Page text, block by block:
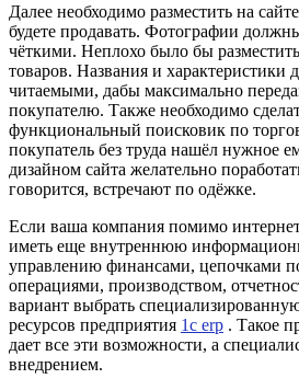
Далее необходимо разместить на
будете продавать. Фотографии
чёткими. Неплохо было бы
товаров. Названия и
читаемыми, дабы максимально
покупателю. Также необходимо
функциональный поисковик по
покупатель без труда нашёл нужное
дизайном сайта желательно
говорится, встречают по одёжке.
Если ваша компания помимо
иметь еще внутреннюю
управлению финансами, цепочками
операциями, производством,
вариант выбрать
ресурсов предприятия 1с erp . Такое
дает все эти возможности, а
внедрением.